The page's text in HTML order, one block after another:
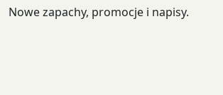
Nowe zapachy, promocje i napisy.